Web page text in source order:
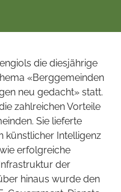
die diesjährige
«Berggemeinden
neu gedacht» statt.
zahlreichen Vorteile
Sie lieferte
künstlicher Intelligenz
erfolgreiche
der
hinaus wurde den